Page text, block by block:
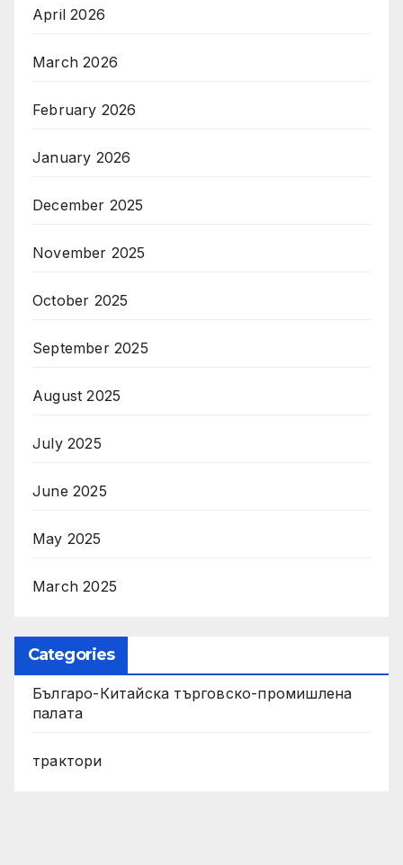
April 2026
March 2026
February 2026
January 2026
December 2025
November 2025
October 2025
September 2025
August 2025
July 2025
June 2025
May 2025
March 2025
Categories
Българо-Китайска търговско-промишлена
палата
трактори